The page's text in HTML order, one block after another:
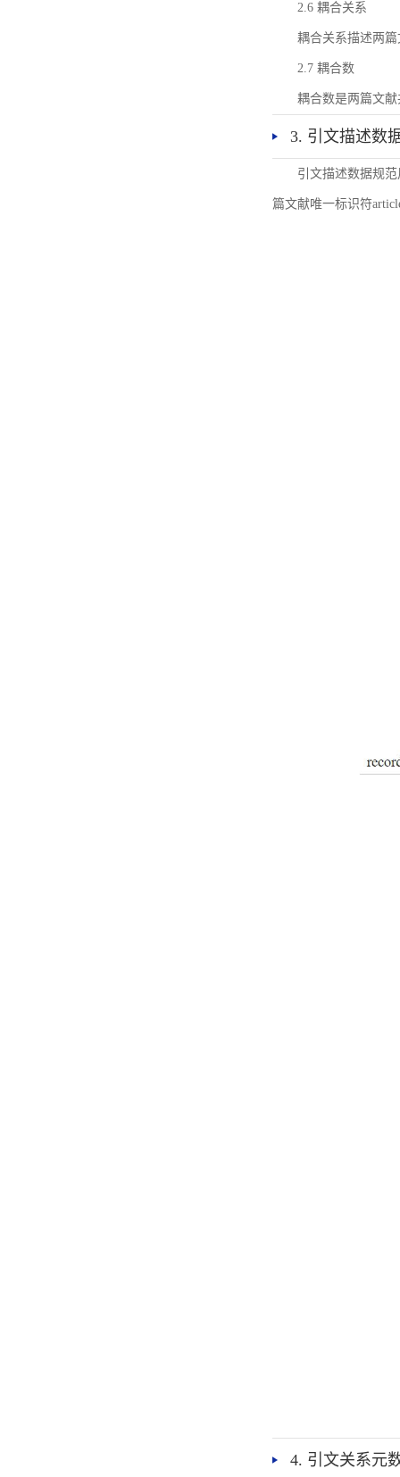
2.6 耦合关系
耦合关系描述两
2.7 耦合数
耦合数是两篇文
3. 引文描述数
引文描述数据规
篇文献唯一标识符
4. 引文关系元